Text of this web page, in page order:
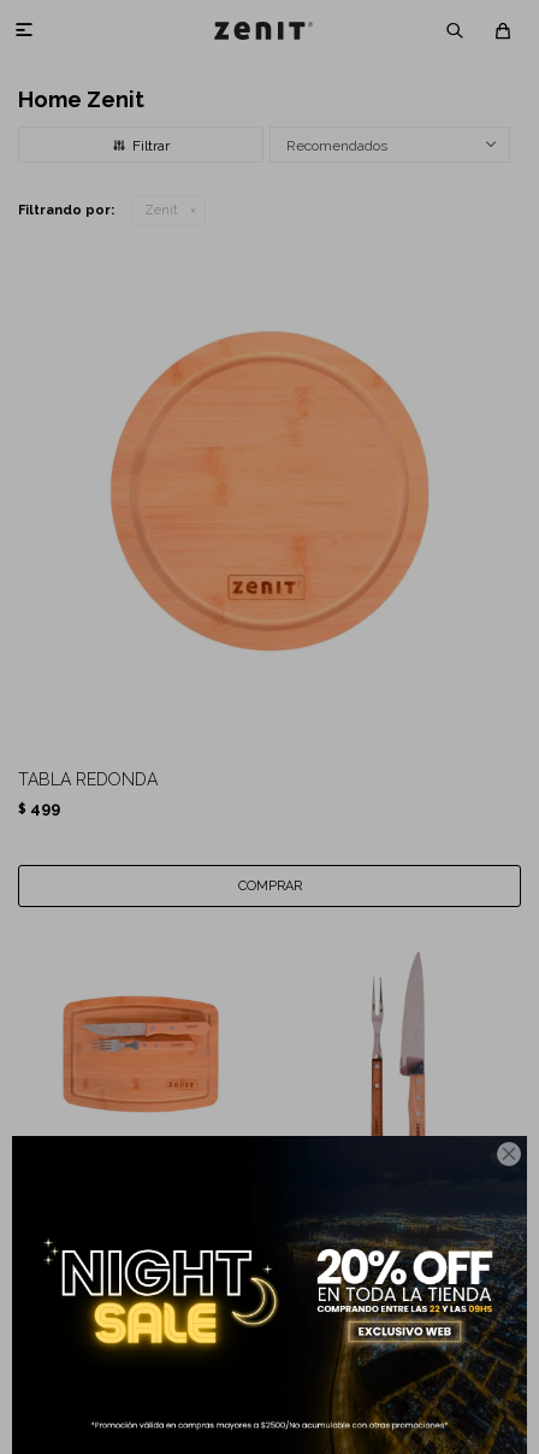


Home Zenit
Recomendados
Filtrando por: Zenit
TABLA REDONDA
$ 499
CUBIERTOS
CUBIERTOS ASADOR
899